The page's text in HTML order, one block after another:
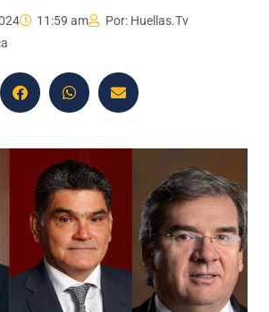
11:59 am Por: Huellas.Tv